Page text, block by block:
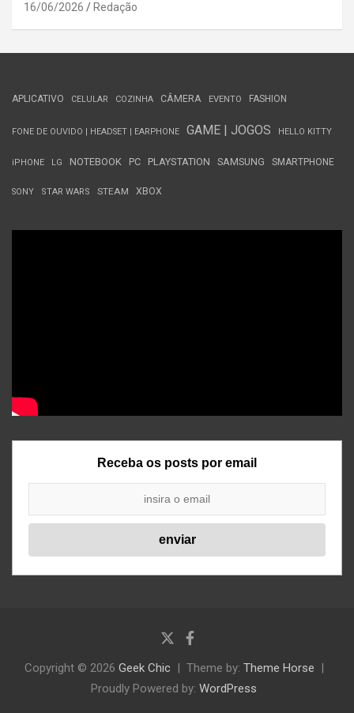
16/06/2026 Redação
APLICATIVO CELULAR COZINHA CÂMERA EVENTO FASHION
FONE DE OUVIDO | HEADSET | EARPHONE GAME | JOGOS HELLO KITTY
iPHONE LG NOTEBOOK PC PLAYSTATION SAMSUNG SMARTPHONE
SONY STAR WARS STEAM XBOX
Receba os posts por email
Copyright © 2026 Geek Chic Theme by: Theme Horse
Proudly Powered by: WordPress